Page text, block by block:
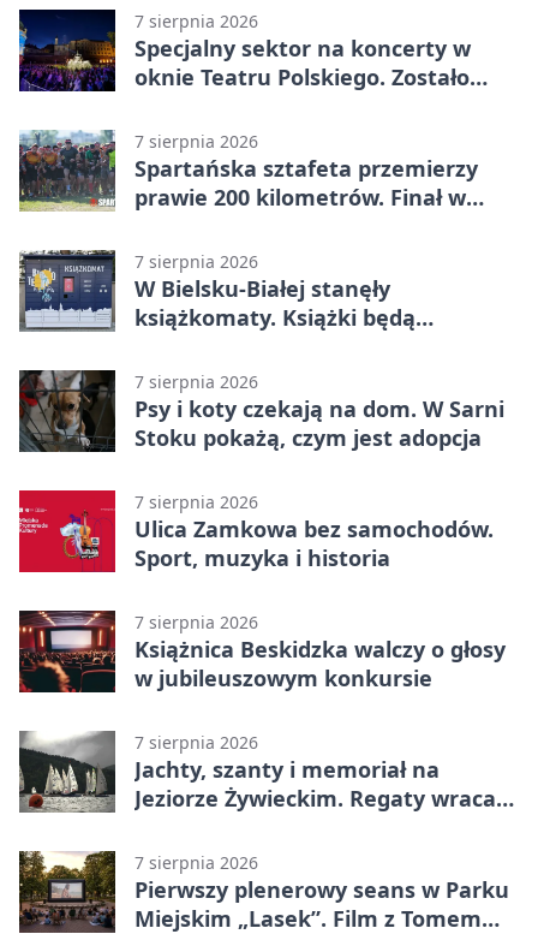
7 sierpnia 2026
Specjalny sektor na koncerty w
oknie Teatru Polskiego. Zostało
7 sierpnia 2026
Spartańska sztafeta przemierzy
prawie 200 kilometrów. Finał w
7 sierpnia 2026
W Bielsku-Białej stanęły
książkomaty. Książki będą
7 sierpnia 2026
Psy i koty czekają na dom. W Sarni
Stoku pokażą, czym jest adopcja
7 sierpnia 2026
Ulica Zamkowa bez samochodów.
Sport, muzyka i historia
7 sierpnia 2026
Książnica Beskidzka walczy o głosy
w jubileuszowym konkursie
7 sierpnia 2026
Jachty, szanty i memoriał na
Jeziorze Żywieckim. Regaty wracają
7 sierpnia 2026
Pierwszy plenerowy seans w Parku
Miejskim „Lasek”. Film z Tomem